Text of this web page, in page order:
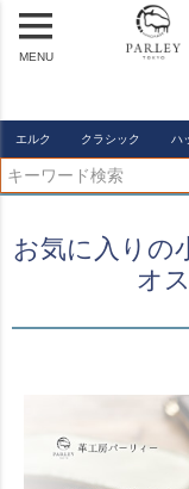
MENU
エルク クラシック ハ
お気に入りの
オ